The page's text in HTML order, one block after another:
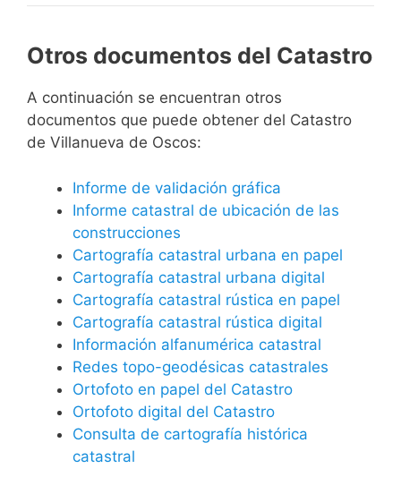
Otros documentos del Catastro
A continuación se encuentran otros
documentos que puede obtener del Catastro
de Villanueva de Oscos:
Informe de validación gráfica
Informe catastral de ubicación de las
construcciones
Cartografía catastral urbana en papel
Cartografía catastral urbana digital
Cartografía catastral rústica en papel
Cartografía catastral rústica digital
Información alfanumérica catastral
Redes topo-geodésicas catastrales
Ortofoto en papel del Catastro
Ortofoto digital del Catastro
Consulta de cartografía histórica
catastral